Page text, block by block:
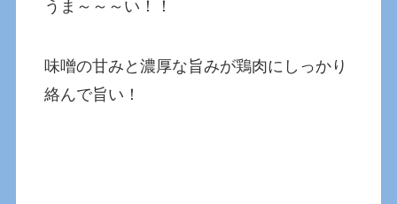
うま～～～い！！
味噌の甘みと濃厚な旨みが鶏肉にしっかり
絡んで旨い！